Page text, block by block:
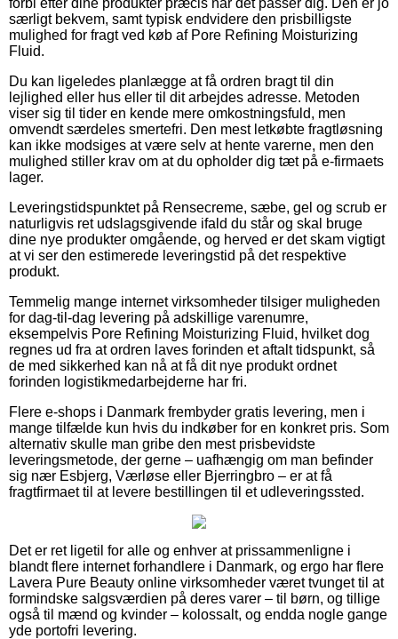
særligt bekvem, samt typisk endvidere den prisbilligste
mulighed for fragt ved køb af Pore Refining Moisturizing
Fluid.
Du kan ligeledes planlægge at få ordren bragt til din
lejlighed eller hus eller til dit arbejdes adresse. Metoden
viser sig til tider en kende mere omkostningsfuld, men
omvendt særdeles smertefri. Den mest letkøbte fragtløsning
kan ikke modsiges at være selv at hente varerne, men den
mulighed stiller krav om at du opholder dig tæt på e-firmaets
lager.
Leveringstidspunktet på Rensecreme, sæbe, gel og scrub er
naturligvis ret udslagsgivende ifald du står og skal bruge
dine nye produkter omgående, og herved er det skam vigtigt
at vi ser den estimerede leveringstid på det respektive
produkt.
Temmelig mange internet virksomheder tilsiger muligheden
for dag-til-dag levering på adskillige varenumre,
eksempelvis Pore Refining Moisturizing Fluid, hvilket dog
regnes ud fra at ordren laves forinden et aftalt tidspunkt, så
de med sikkerhed kan nå at få dit nye produkt ordnet
forinden logistikmedarbejderne har fri.
Flere e-shops i Danmark frembyder gratis levering, men i
mange tilfælde kun hvis du indkøber for en konkret pris. Som
alternativ skulle man gribe den mest prisbevidste
leveringsmetode, der gerne – uafhængig om man befinder
sig nær Esbjerg, Værløse eller Bjerringbro – er at få
fragtfirmaet til at levere bestillingen til et udleveringssted.
Det er ret ligetil for alle og enhver at prissammenligne i
blandt flere internet forhandlere i Danmark, og ergo har flere
Lavera Pure Beauty online virksomheder været tvunget til at
formindske salgsværdien på deres varer – til børn, og tillige
også til mænd og kvinder – kolossalt, og endda nogle gange
yde portofri levering.